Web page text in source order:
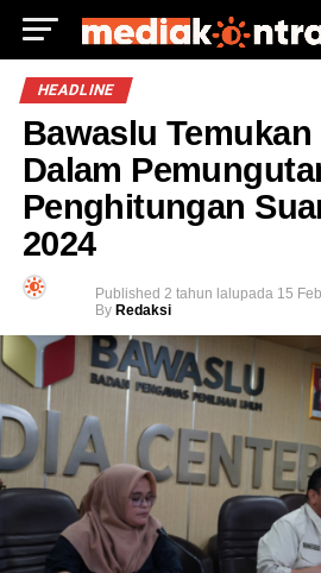
HEADLINE
Bawaslu Temukan
Dalam
Penghitungan
2024
Published 2 tahun lalupada 15
By Redaksi